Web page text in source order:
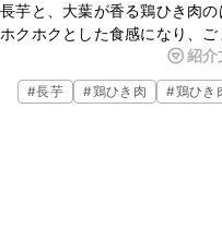
長芋と、大葉が香る鶏ひき肉の
ホクホクとした食感になり、
りと歯応えが楽しめる一品で
度お試しください。
紹介
#長芋 #鶏ひき肉 #鶏ひき